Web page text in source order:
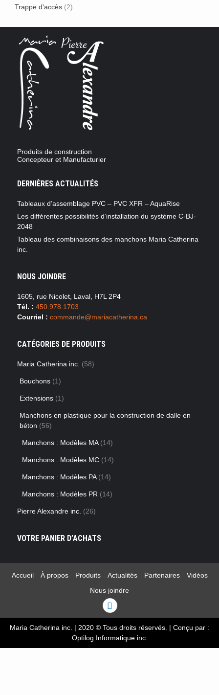
Trappe d'accès (2)
Produits de construction
Concepteur et Manufacturier
DERNIÈRES ACTUALITÉS
Tableaux d’assemblage PVC – PVC XFR – AquaRise
Les différentes possibilités d’installation du système C-BJ-
2048
Tableau des combinaisons des manchons Maria Catherina
inc.
NOUS JOINDRE
1605, rue Nicolet, Laval, H7L 2P4
Tél. : 450.978.1703
Courriel : commande@mariacatherina.ca
CATÉGORIES DE PRODUITS
Maria Catherina inc. (58)
Bouchons (1)
Extensions (1)
Manchons en plastique pour la construction de dalle en
béton (56)
Manchons : Modèles MA (14)
Manchons : Modèles MC (14)
Manchons : Modèles PA (14)
Manchons : Modèles PR (14)
Pierre Alexandre inc. (26)
VOTRE PANIER D’ACHATS
Accueil À propos Produits Actualités Partenaires
Vidéos
Nous joindre
Linkedin
Maria Catherina inc. | 2020 © Tous droits réservés. | Conçu par :
Optilog Informatique inc.